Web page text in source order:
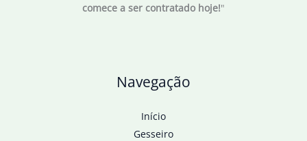
comece a ser contratado hoje!"
Navegação
Início
Gesseiro